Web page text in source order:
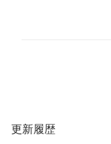
更新履歴